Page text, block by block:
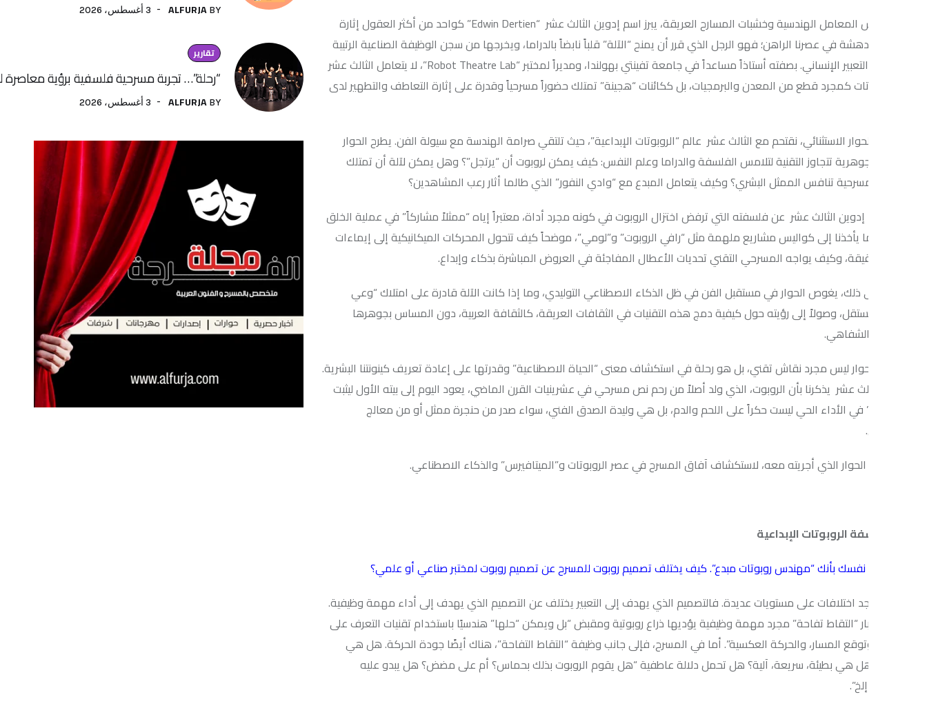
بين أقواس المعامل الهندسية وخشبات المسارح العريقة، يبرز اسم إدوين الثالث عشر “Edwin Dertien” كواحد من أكثر العقول إثارة
في عصرنا الراهن؛ فهو الرجل الذي قرر أن يمنح “الآلة” قلباً نابضاً بالدراما، ويخرجها من سجن الوظيفة الصناعية الرتيبة
إلى رحابة التعبير الإنساني. بصفته أستاذاً مساعداً في جامعة تفينتي بهولندا، ومديراً لمختبر “Robot Theatre Lab”، لا يتعامل الثالث عشر
كمجرد قطع من المعدن والبرمجيات، بل ككائنات “هجينة” تمتلك حضوراً مسرحياً وقدرة على إثارة التعاطف والتطهير لدى
الاستثنائي، نقتحم مع الثالث عشر عالم “الروبوتات الإبداعية”، حيث تلتقي صرامة الهندسة مع سيولة الفن. يطرح الحوار
تتجاوز التقنية لتلامس الفلسفة والدراما وعلم النفس: كيف يمكن لروبوت أن “يرتجل”؟ وهل يمكن لآلة أن تمتلك
تنافس الممثل البشري؟ وكيف يتعامل المبدع مع “وادي النفور” الذي طالما أثار رعب المشاهدين؟
الثالث عشر عن فلسفته التي ترفض اختزال الروبوت في كونه مجرد أداة، معتبراً إياه “ممثلاً مشاركاً” في عملية الخلق
يأخذنا إلى كواليس مشاريع ملهمة مثل “رافي الروبوت” و”لومي”، موضحاً كيف تتحول المحركات الميكانيكية إلى إيماءات
وكيف يواجه المسرحي التقني تحديات الأعطال المفاجئة في العروض المباشرة بذكاء وإبداع.
ذلك، يغوص الحوار في مستقبل الفن في ظل الذكاء الاصطناعي التوليدي، وما إذا كانت الآلة قادرة على امتلاك “وعي
وصولاً إلى رؤيته حول كيفية دمج هذه التقنيات في الثقافات العريقة، كالثقافة العربية، دون المساس بجوهرها
ليس مجرد نقاش تقني، بل هو رحلة في استكشاف معنى “الحياة الاصطناعية” وقدرتها على إعادة تعريف كينونتنا البشرية.
عشر يذكرنا بأن الروبوت، الذي ولد أصلاً من رحم نص مسرحي في عشرينيات القرن الماضي، يعود اليوم إلى بيته الأول ليثبت
في الأداء الحي ليست حكراً على اللحم والدم، بل هي وليدة الصدق الفني، سواء صدر من حنجرة ممثل أو من معالج
الذي أجريته معه، لاستكشاف آفاق المسرح في عصر الروبوتات و”الميتافيرس” والذكاء الاصطناعي.
الروبوتات الإبداعية
بأنك “مهندس روبوتات مبدع”. كيف يختلف تصميم روبوت للمسرح عن تصميم روبوت لمختبر صناعي أو علمي؟
اختلافات على مستويات عديدة. فالتصميم الذي يهدف إلى التعبير يختلف عن التصميم الذي يهدف إلى أداء مهمة وظيفية.
“التقاط تفاحة” مجرد مهمة وظيفية يؤديها ذراع روبوتية ومقبض “بل ويمكن “حلها” هندسيًا باستخدام تقنيات التعرف على
المسار، والحركة العكسية”. أما في المسرح، فإلى جانب وظيفة “التقاط التفاحة”، هناك أيضًا جودة الحركة. هل هي
هي بطيئة، سريعة، آلية؟ هل تحمل دلالة عاطفية “هل يقوم الروبوت بذلك بحماس؟ أم على مضض؟ هل يبدو عليه
BY
ALFURJA 3 أغسطس، 2026
“رحلة”… تجربة مسرحية فلسفية برؤية معاصرة لفنون الأداء
BY
ALFURJA 3 أغسطس، 2026